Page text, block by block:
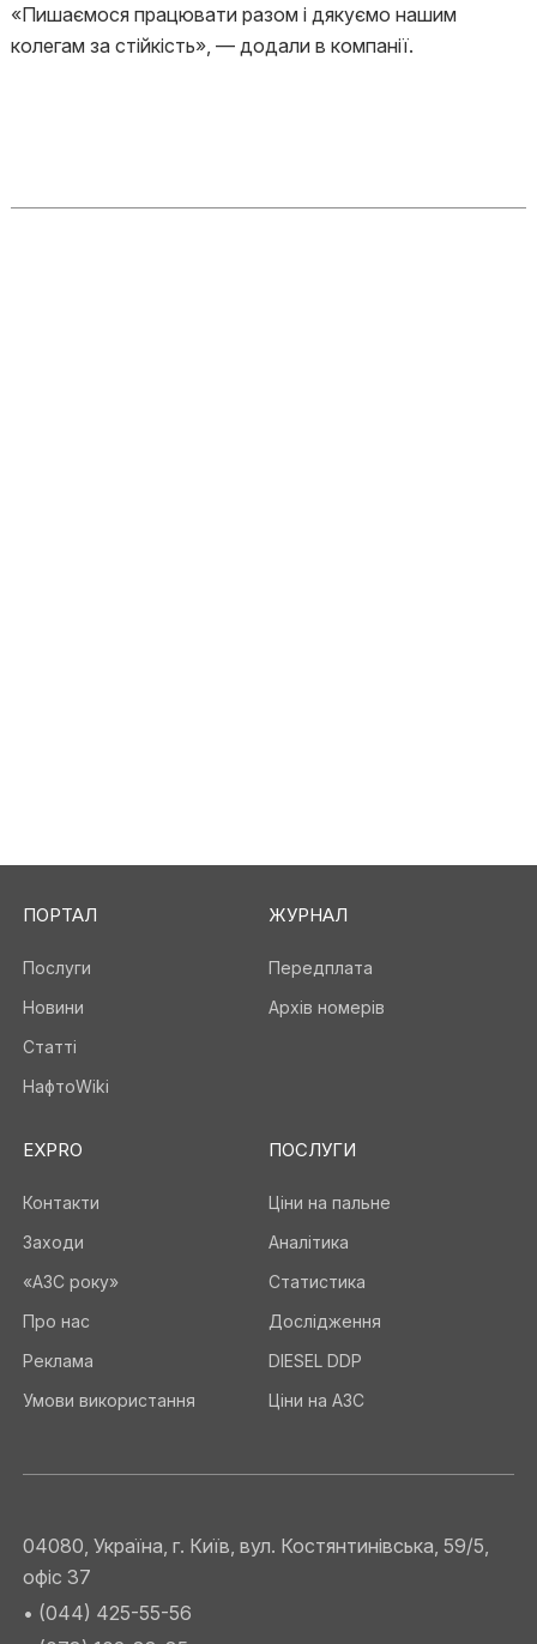
«Пишаємося працювати разом і дякуємо нашим
колегам за стійкість», — додали в компанії.
ПОРТАЛ
Послуги
Новини
Статті
НафтоWiki
ЖУРНАЛ
Передплата
Архів номерів
EXPRO
Контакти
Заходи
«АЗС року»
Про нас
Реклама
Умови використання
ПОСЛУГИ
Ціни на пальне
Аналітика
Статистика
Дослідження
DIESEL DDP
Ціни на АЗС
04080, Україна, г. Київ, вул. Костянтинівська, 59/5,
офіс 37
• (044) 425-55-56